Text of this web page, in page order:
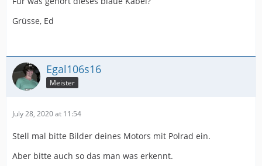
Grüsse, Ed
Egal106s16
Meister
July 28, 2020 at 11:54
Stell mal bitte Bilder deines Motors mit Polrad ein.
Aber bitte auch so das man was erkennt.